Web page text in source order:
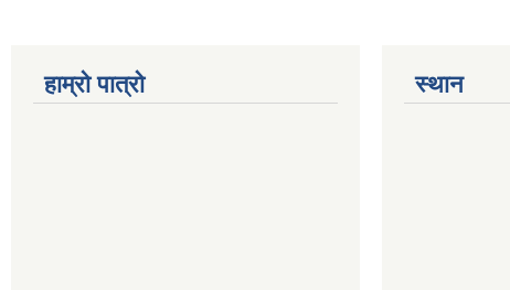
हाम्रो पात्रो स्थान